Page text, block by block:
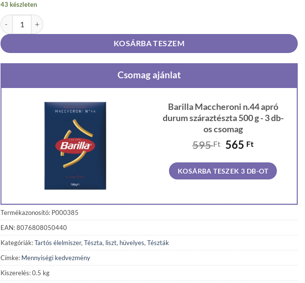
43 készleten
Barilla Maccheroni n.44 apró durum száraztészta 500 g mennyiség
KOSÁRBA TESZEM
Csomag ajánlat
Barilla Maccheroni n.44 apró
durum száraztészta 500 g - 3 db-
os csomag
595Ft Original
was:
595 Ft.
565 FtCurrent
is:
565 Ft.
KOSÁRBA TESZEK 3 DB-OT
Termékazonosító: P000385
EAN: 8076808050440
Kategóriák:Tartós élelmiszer, Tészta, liszt, hüvelyes, Tészták
Címke: Mennyiségi kedvezmény
Kiszerelés: 0.5 kg